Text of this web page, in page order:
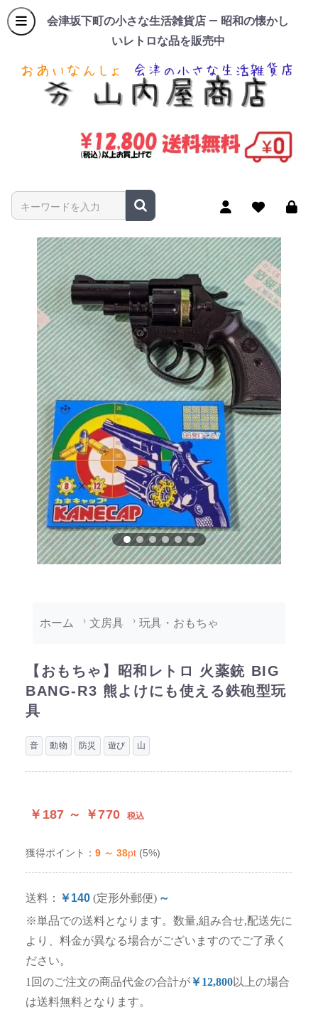
会津坂下町の小さな生活雑貨店 — 昭和の懐かし
いレトロな品を販売中
商品名やキーワードを入力
ホーム 文房具 玩具・おもちゃ
【おもちゃ】昭和レトロ 火薬銃 BIG
BANG-R3 熊よけにも使える鉄砲型玩
具
音 動物 防災 遊び 山
￥187 ～ ￥770 税込
獲得ポイント： 9 ～ 38pt (5%)
送料： ￥140 (定形外郵便) ～
※単品での送料となります。数量,組み合せ,配送先に
より、料金が異なる場合がございますのでご了承く
ださい。
1回のご注文の商品代金の合計が￥12,800以上の場合
は送料無料となります。